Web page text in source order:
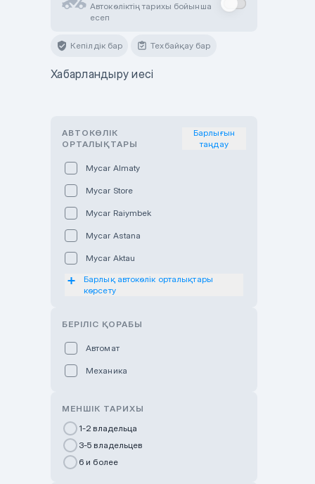
Автокөліктің тарихы бойынша
есеп
Кепілдік бар Техбайқау бар
Хабарландыру иесі
АВТОКӨЛІК
ОРТАЛЫҚТАРЫ
Барлығын
таңдау
Mycar Almaty
Mycar Store
Mycar Raiymbek
Mycar Astana
Mycar Aktau
Mycar Uralsk
Haval & Tank Pavlodar
Bavaria Almaty
Mycar Shymkent
Changan Auto Nurly Zhol
Барлық автокөлік орталықтары
көрсету
БЕРІЛІС ҚОРАБЫ
Автомат
Механика
МЕНШІК ТАРИХЫ
1-2 владельца
3-5 владельцев
6 и более